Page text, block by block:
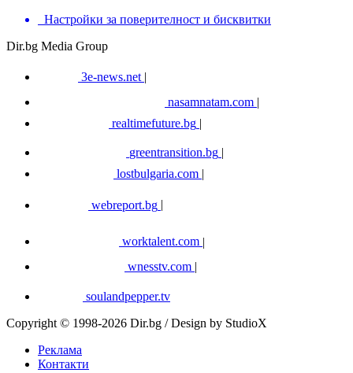
Настройки за поверителност и бисквитки
Dir.bg Media Group
3e-news.net |
nasamnatam.com |
realtimefuture.bg |
greentransition.bg |
lostbulgaria.com |
webreport.bg
worktalent.com |
wnesstv.com |
soulandpepper.tv
Copyright © 1998-2026 Dir.bg / Design by StudioX
Реклама
Контакти